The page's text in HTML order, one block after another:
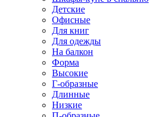
Детские
Офисные
Для книг
Для одежды
На балкон
Форма
Высокие
Г-образные
Длинные
Низкие